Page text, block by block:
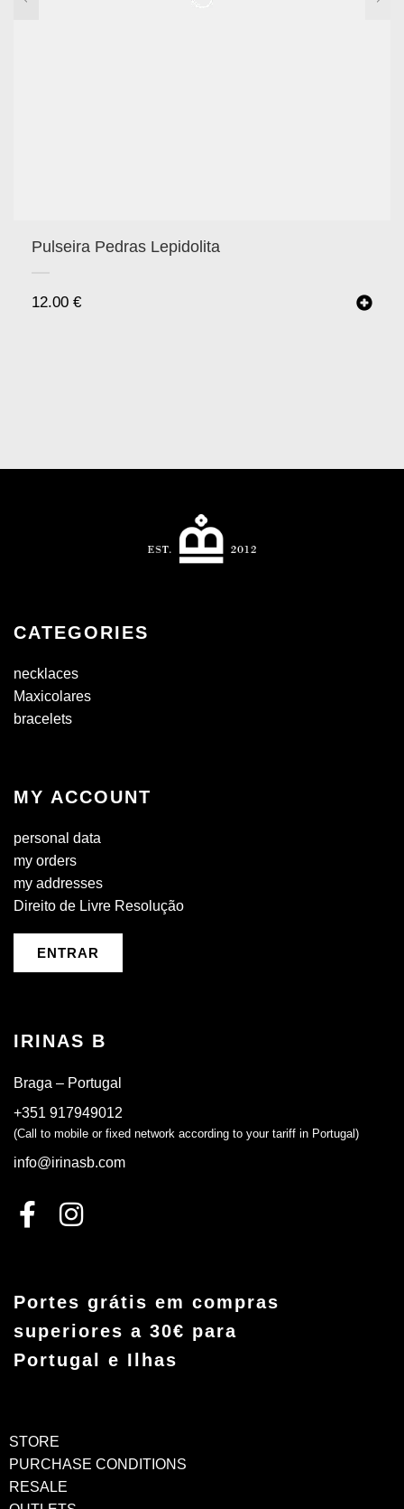
Pulseira Pedras Lepidolita
12.00 €
CATEGORIES
necklaces
Maxicolares
bracelets
MY ACCOUNT
personal data
my orders
my addresses
Direito de Livre Resolução
ENTRAR
IRINAS B
Braga – Portugal
+351 917949012
(Call to mobile or fixed network according to your tariff in Portugal)
info@irinasb.com
Portes grátis em compras
superiores a 30€ para
Portugal e Ilhas
STORE
PURCHASE CONDITIONS
RESALE